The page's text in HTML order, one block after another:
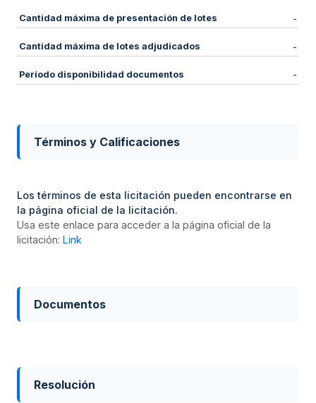
Cantidad máxima de presentación de lotes -
Cantidad máxima de lotes adjudicados -
Período disponibilidad documentos -
Términos y Calificaciones
Los términos de esta licitación pueden encontrarse en
la página oficial de la licitación.
Usa este enlace para acceder a la página oficial de la
licitación: Link
Documentos
Resolución